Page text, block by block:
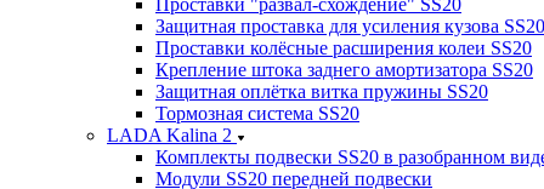
Проставки "развал-схождение" SS20
Защитная проставка для усиления кузова SS20
Проставки колёсные расширения колеи SS20
Крепление штока заднего амортизатора SS20
Защитная оплётка витка пружины SS20
Тормозная система SS20
LADA Kalina 2
Комплекты подвески SS20 в разобранном
Модули SS20 передней подвески